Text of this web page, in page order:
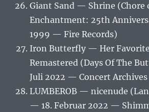
Giant Sand — Shrine (Chore
Enchantment: 25th
1999 — Fire Records)
Iron Butterfly — Her
Remastered (Days Of The
Juli 2022 — Concert
LUMBEROB — nicenude
— 18. Februar 2022 —